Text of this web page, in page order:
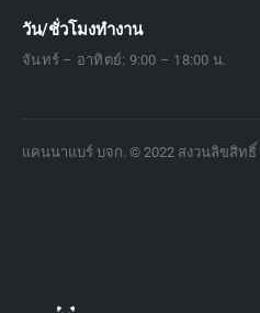
วัน/ชั่วโมงทำงาน
จันทร์ – อาทิตย์: 9:00 – 18:00 น.
แคนนาแบร์ บจก. © 2022 สงวนลิขสิทธิ์